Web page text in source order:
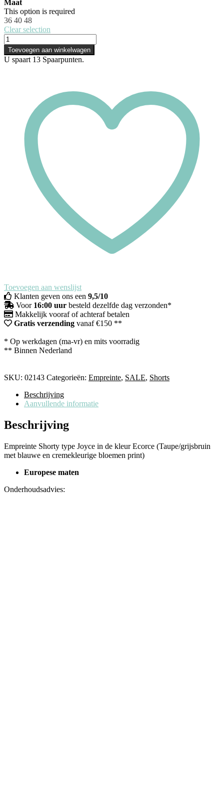
Maat
This option is required
36 40 48
Clear selection
Toevoegen aan winkelwagen
U spaart 13 Spaarpunten.
Toevoegen aan wenslijst
Klanten geven ons een 9,5/10
Voor 16:00 uur besteld dezelfde dag verzonden*
Makkelijk vooraf of achteraf betalen
Gratis verzending vanaf €150 **
* Op werkdagen (ma-vr) en mits voorradig
** Binnen Nederland
SKU: 02143 Categorieën: Empreinte, SALE, Shorts
Beschrijving
Aanvullende informatie
Beschrijving
Empreinte Shorty type Joyce in de kleur Ecorce (Taupe/grijsbruin
met blauwe en cremekleurige bloemen print)
Europese maten
Onderhoudsadvies: